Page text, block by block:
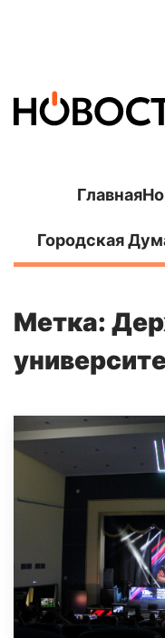
Главная
Городская
Метка: